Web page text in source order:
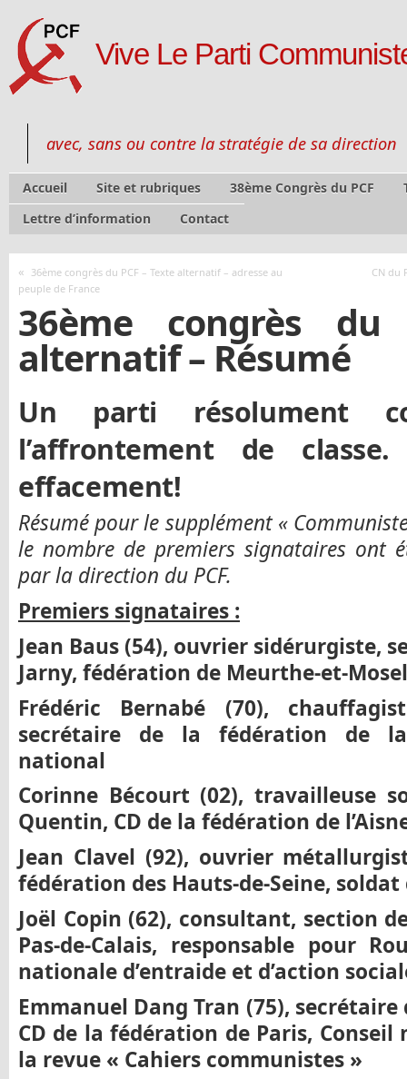
Vive Le Parti
avec, sans ou contre la stratégie de sa direction
Accueil Site et rubriques 38ème Congrès du PCF
Lettre d’information
Contact
« 36ème congrès du PCF – Texte alternatif – adresse au
peuple de France
CN du
36ème congrès du
alternatif – Résumé
Un parti résolument
l’affrontement de
effacement!
Résumé pour le supplément «
le nombre de premiers signataires ont
par la direction du PCF.
Premiers signataires :
Jean Baus (54), ouvrier sidérurgiste,
Jarny, fédération de Meurthe-et-
Frédéric Bernabé (70),
secrétaire de la fédération de la
national
Corinne Bécourt (02), travailleuse
Quentin, CD de la fédération de
Jean Clavel (92), ouvrier
fédération des Hauts-de-Seine,
Joël Copin (62), consultant, section
Pas-de-Calais, responsable pour
nationale d’entraide et d’action
Emmanuel Dang Tran (75),
CD de la fédération de Paris,
la revue « Cahiers communistes »